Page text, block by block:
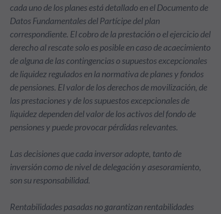
cada uno de los planes está detallado en el Documento de
Datos Fundamentales del Partícipe del plan
correspondiente. El cobro de la prestación o el ejercicio del
derecho al rescate solo es posible en caso de acaecimiento
de alguna de las contingencias o supuestos excepcionales
de liquidez regulados en la normativa de planes y fondos
de pensiones. El valor de los derechos de movilización, de
las prestaciones y de los supuestos excepcionales de
liquidez dependen del valor de los activos del fondo de
pensiones y puede provocar pérdidas relevantes.
Las decisiones que cada inversor adopte, tanto de
inversión como de nivel de delegación y asesoramiento,
son su responsabilidad.
Rentabilidades pasadas no garantizan rentabilidades